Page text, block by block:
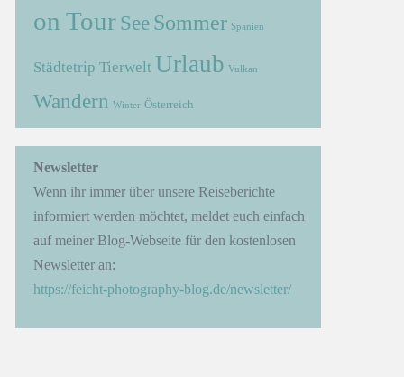
on Tour See Sommer Spanien
Städtetrip Tierwelt Urlaub Vulkan
Wandern Winter Österreich
Newsletter
Wenn ihr immer über unsere Reiseberichte
informiert werden möchtet, meldet euch einfach
auf meiner Blog-Webseite für den kostenlosen
Newsletter an:
https://feicht-photography-blog.de/newsletter/